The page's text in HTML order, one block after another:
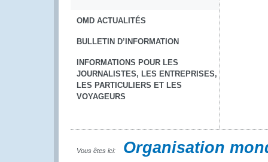
OMD ACTUALITÉS
BULLETIN D’INFORMATION
INFORMATIONS POUR LES
JOURNALISTES, LES ENTREPRISES,
LES PARTICULIERS ET LES
VOYAGEURS
Vous êtes ici:
Organisation